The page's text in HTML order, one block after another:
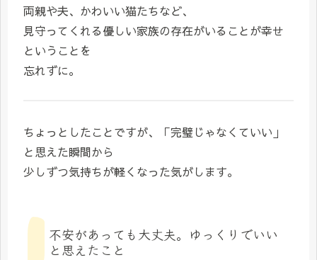
両親や夫、かわいい猫たちなど、
見守ってくれる優しい家族の存在がいることが幸せ
ということを
忘れずに。
ちょっとしたことですが、「完璧じゃなくていい」
と思えた瞬間から
少しずつ気持ちが軽くなった気がします。
不安があっても大丈夫。ゆっくりでいい
と思えたこと